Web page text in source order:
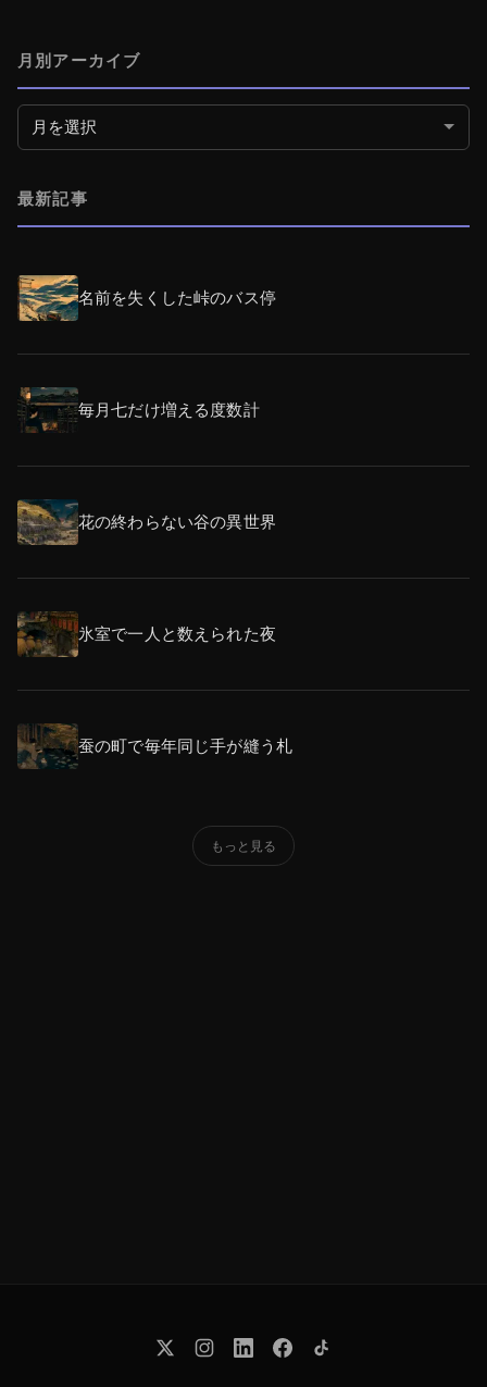
月別アーカイブ
月別アーカイブ
最新記事
名前を失くした峠のバス停
毎月七だけ増える度数計
花の終わらない谷の異世界
氷室で一人と数えられた夜
蚕の町で毎年同じ手が縫う札
もっと見る